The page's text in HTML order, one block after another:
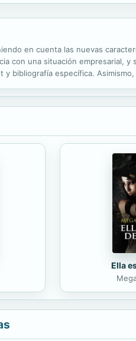
en cuenta las nuevas
con una situación empresarial, y
bibliografía específica. Asimismo,
Ella